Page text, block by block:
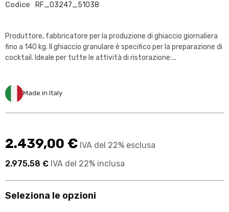
Codice RF_03247_51038
Produttore, fabbricatore per la produzione di ghiaccio giornaliera
fino a 140 kg. Il ghiaccio granulare è specifico per la preparazione di
cocktail. Ideale per tutte le attività di ristorazione:...
Made in Italy
2.439,00 € IVA del 22% esclusa
2.975,58 € IVA del 22% inclusa
Seleziona le opzioni